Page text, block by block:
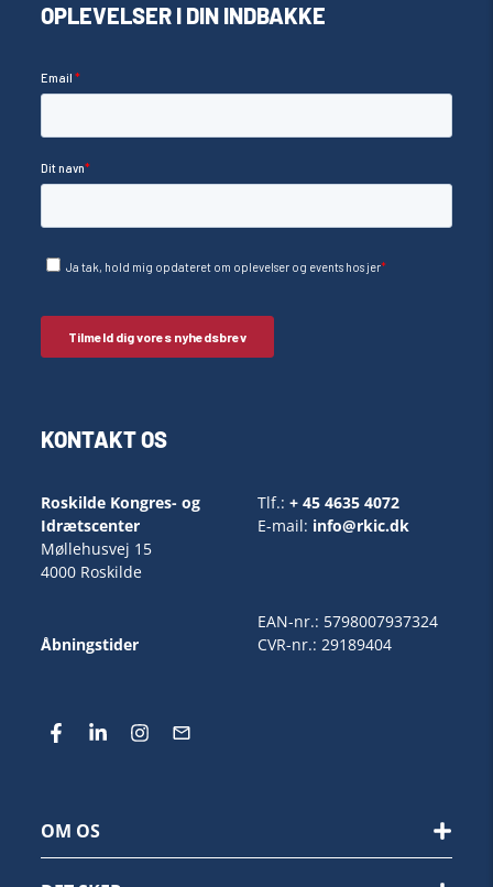
KONTAKT OS
Roskilde Kongres- og
Idrætscenter
Møllehusvej 15
4000 Roskilde
Tlf.: + 45 4635 4072
E-mail: info@rkic.dk
Åbningstider
EAN-nr.: 5798007937324
CVR-nr.: 29189404
OM OS
OPLEVELSER I DIN INDBAKKE